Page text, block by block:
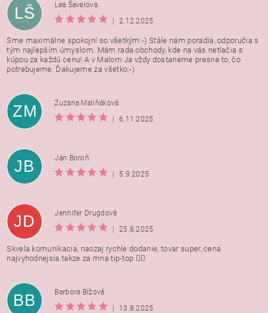
LŠ
Lea Šavelova
|
2.12.2025
Sme maximálne spokojní so všetkým:-) Stále nám poradia, odporučia s
tým najlepším úmyslom. Mám rada obchody, kde na vás netlačia s
kúpou za každú cenu! A v Malom Ja vždy dostaneme presne to, čo
potrebujeme. Ďakujeme za všetko:-)
ZM
Zuzana Maliňáková
|
6.11.2025
JB
Ján Boroň
|
5.9.2025
JD
Jennifer Drugdová
|
25.8.2025
Skvela komunikacia, naozaj rychle dodanie, tovar super, cena
najvyhodnejsia takze za mna tip-top 👍🏻
BB
Barbora Bížová
|
13.8.2025